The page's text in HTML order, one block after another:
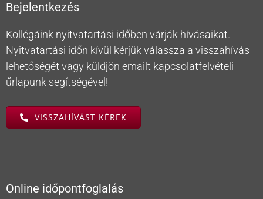
Bejelentkezés
Kollégáink nyitvatartási időben várják hívásaikat.
Nyitvatartási időn kívül kérjük válassza a visszahívás
lehetőségét vagy küldjön emailt kapcsolatfelvételi
űrlapunk segítségével!
VISSZAHÍVÁST KÉREK
Online időpontfoglalás